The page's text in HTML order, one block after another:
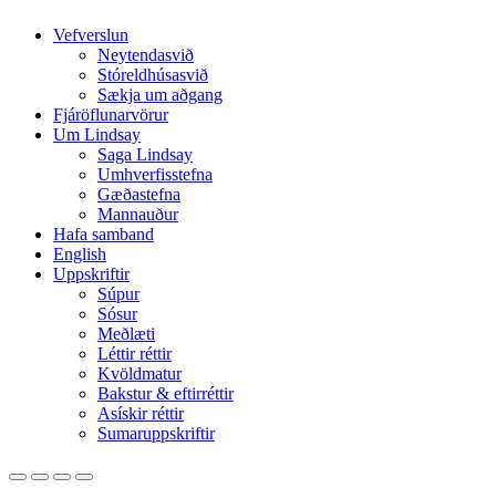
Close
Vefverslun
Neytendasvið
Stóreldhúsasvið
Sækja um aðgang
Fjáröflunarvörur
Um Lindsay
Saga Lindsay
Umhverfisstefna
Gæðastefna
Mannauður
Hafa samband
English
Uppskriftir
Súpur
Sósur
Meðlæti
Léttir réttir
Kvöldmatur
Bakstur & eftirréttir
Asískir réttir
Sumaruppskriftir